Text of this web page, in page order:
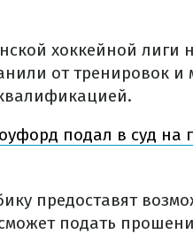
хоккейной лиги
от тренировок
подал в суд на
предоставят
подать